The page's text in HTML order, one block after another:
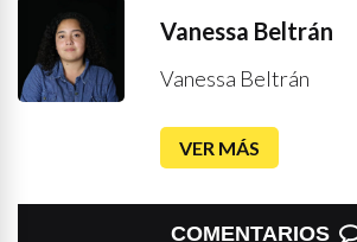
Vanessa Beltrán
Vanessa Beltrán
VER MÁS
COMENTARIOS